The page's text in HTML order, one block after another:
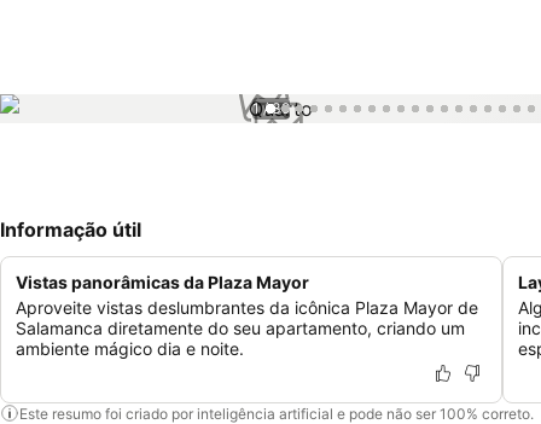
1 / 39
Informação útil
Vistas panorâmicas da Plaza Mayor
Aproveite vistas deslumbrantes da icônica Plaza Mayor de
Salamanca diretamente do seu apartamento, criando um
ambiente mágico dia e noite.
Este resumo foi criado por inteligência artificial e pode não ser 100% correto.